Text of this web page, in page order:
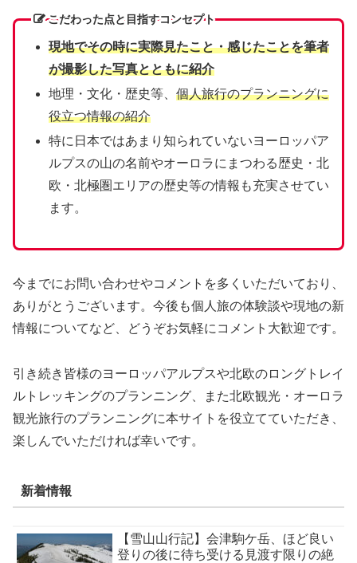
こだわった点と目指すコンセプト
現地でその時に実際見たこと・感じたことを筆者
が撮影した写真とともに紹介
地理・文化・歴史等、 個人旅行のプランニングに
役立つ情報の紹介
特に日本ではあまり知られていないヨーロッパア
ルプスの山の名前やオーロラにまつわる歴史・北
欧・北極圏エリアの歴史等の情報も充実させてい
ます。
今までにお問い合わせやコメントを多くいただいており、
ありがとうございます。今後も個人旅の体験談や現地の新
情報についてなど、どうぞお気軽にコメント大歓迎です。
引き続き皆様のヨーロッパアルプスや北欧のロングトレイ
ルトレッキングのプランニング、また北欧観光・オーロラ
観光旅行のプランニングに本サイトを役立てていただき、
楽しんでいただければ幸いです。
新着情報
【雪山山行記】会津駒ケ岳、ほど良い
登りの後に待ち受ける見渡す限りの絶